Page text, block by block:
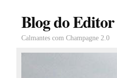
Blog do
Calmantes com Champagne 2.0